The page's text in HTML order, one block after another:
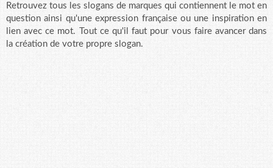
Retrouvez tous les slogans de marques qui contiennent le mot en
question ainsi qu'une expression française ou une inspiration en
lien avec ce mot. Tout ce qu'il faut pour vous faire avancer dans
la création de votre propre slogan.